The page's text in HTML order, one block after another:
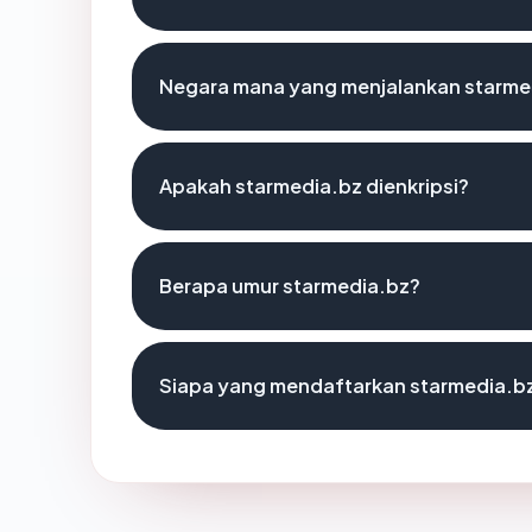
Negara mana yang menjalankan
Apakah starmedia.bz dienkripsi?
Berapa umur starmedia.bz?
Siapa yang mendaftarkan